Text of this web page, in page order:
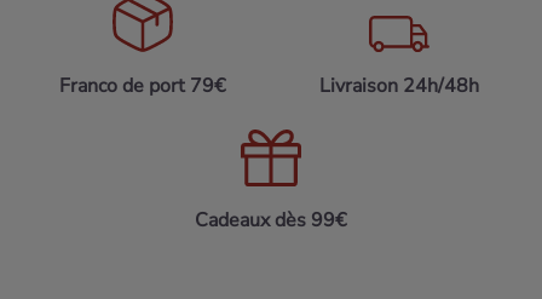
Franco de port 79€ Livraison 24h/48h
Cadeaux dès 99€